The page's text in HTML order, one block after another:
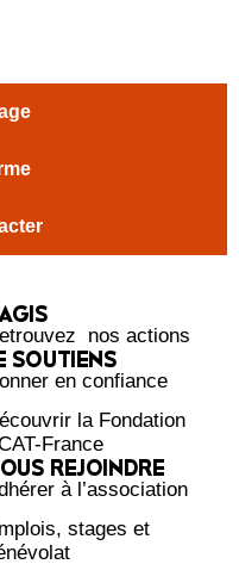
nos actions
SOUTIENS
en confiance
la Fondation
France
REJOINDRE
à l’association
stages et